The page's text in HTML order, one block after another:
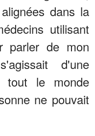
dans la
utilisant
parler de mon
d'une
tout le monde
ne pouvait